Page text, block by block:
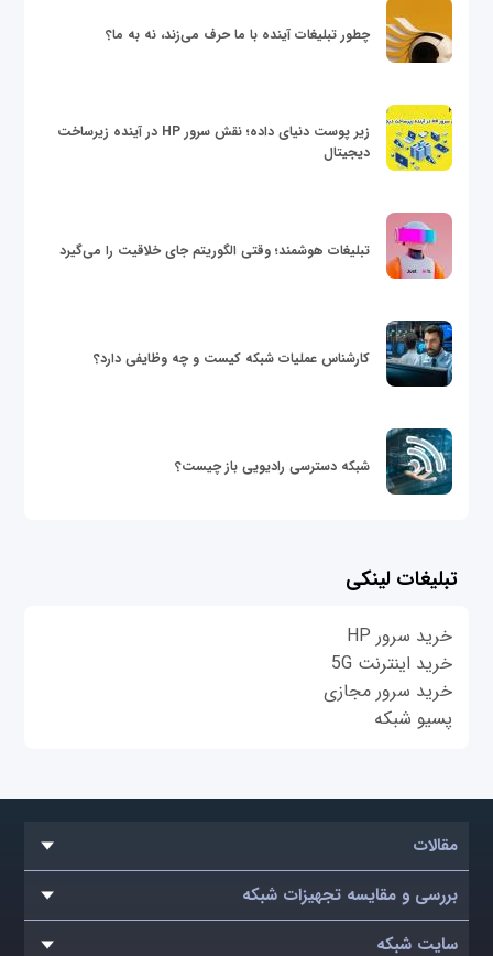
چطور تبلیغات آینده با ما حرف می‌زند، نه به ما؟
زیر پوست دنیای داده؛ نقش سرور HP در آینده زیرساخت
دیجیتال
تبلیغات هوشمند؛ وقتی الگوریتم جای خلاقیت را می‌گیرد
کارشناس عملیات شبکه کیست و چه وظایفی دارد؟
شبکه دسترسی رادیویی باز چیست؟
تبلیغات لینکی
خرید سرور HP
خرید اینترنت 5G
خرید سرور مجازی
پسیو شبکه
مقالات
بررسی و مقایسه تجهیزات شبکه
سایت شبکه